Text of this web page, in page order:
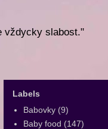
vždycky slabost."
Labels
Babovky (9)
Baby food (147)